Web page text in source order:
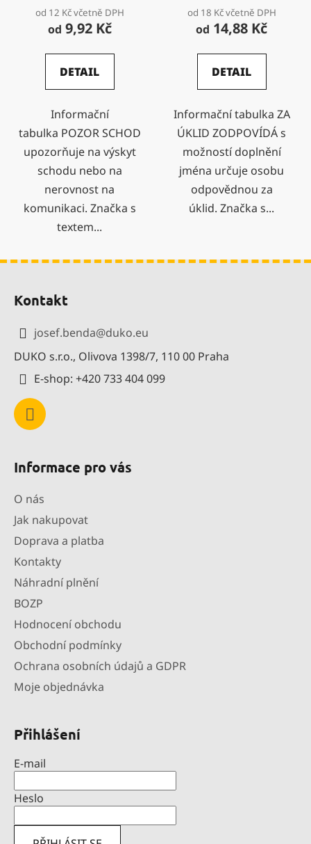
od 12 Kč včetně DPH
od 9,92 Kč
DETAIL
Informační
tabulka POZOR SCHOD
upozorňuje na výskyt
schodu nebo na
nerovnost na
komunikaci. Značka s
textem...
od 18 Kč včetně DPH
od 14,88 Kč
DETAIL
Informační tabulka ZA
ÚKLID ZODPOVÍDÁ s
možností doplnění
jména určuje osobu
odpovědnou za
úklid. Značka s...
Kontakt
josef.benda@duko.eu
DUKO s.r.o., Olivova 1398/7, 110 00 Praha
E-shop: +420 733 404 099
Informace pro vás
O nás
Jak nakupovat
Doprava a platba
Kontakty
Náhradní plnění
BOZP
Hodnocení obchodu
Obchodní podmínky
Ochrana osobních údajů a GDPR
Moje objednávka
Přihlášení
E-mail
Heslo